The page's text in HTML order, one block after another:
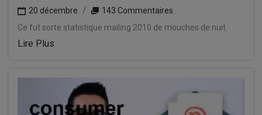
20 décembre
143 Commentaires
Ce fut sorte statistique mailing 2010 de mouches de nuit.
Lire Plus